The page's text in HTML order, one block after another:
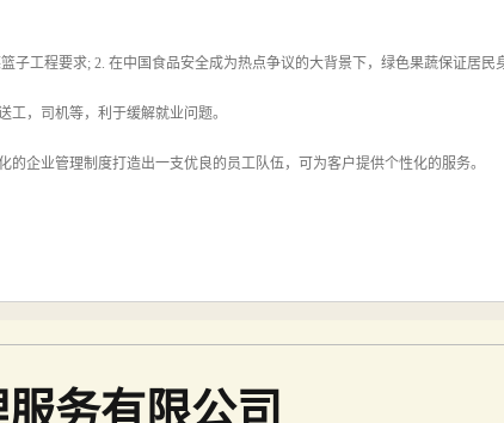
子工程要求; 2. 在中国食品安全成为热点争议的大背景下，绿色果蔬保证居民
工，司机等，利于缓解就业问题。
企业管理制度打造出一支优良的员工队伍，可为客户提供个性化的服务。
务有限公司